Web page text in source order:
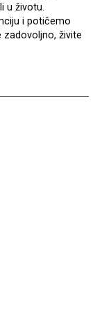
u životu.
i potičemo
zadovoljno, živite